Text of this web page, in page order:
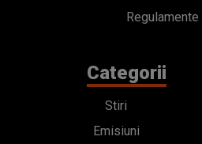
Regulamente
Categorii
Stiri
Emisiuni